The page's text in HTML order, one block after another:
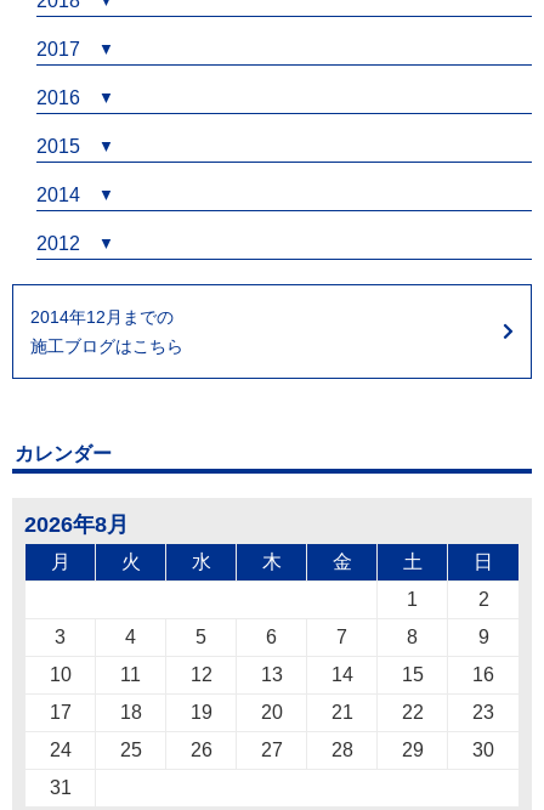
2017
2016
2015
2014
2012
2014年12月までの
施工ブログはこちら
カレンダー
2026年8月
月 火 水 木 金 土 日
1
2
3
4 5 6 7 8
9
10
11 12 13 14 15
16
17
18 19 20 21 22
23
24
25 26 27 28 29
30
31